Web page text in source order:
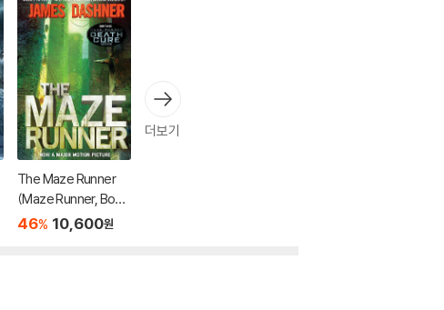
The Maze Runner
(Maze Runner, Book
One): Book One
46% 10,600원
더보기